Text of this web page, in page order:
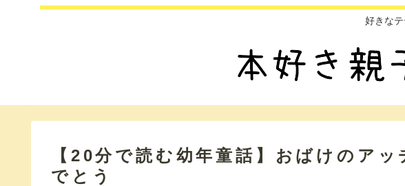
好きな
【20分で読む幼年童話】おばけのア
でとう